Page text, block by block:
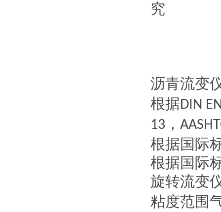
究
沥青流变
根据DIN
13 ，
根据国际
根据国际
旋转流变
粘度范围